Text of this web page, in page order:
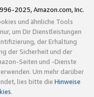
2025, Amazon.com, Inc.
und ähnliche Tools
um Dir Dienstleistungen
der Erhaltung
der Sicherheit und der
Seiten und -Dienste
Um mehr darüber
lies bitte die Hinweise
.